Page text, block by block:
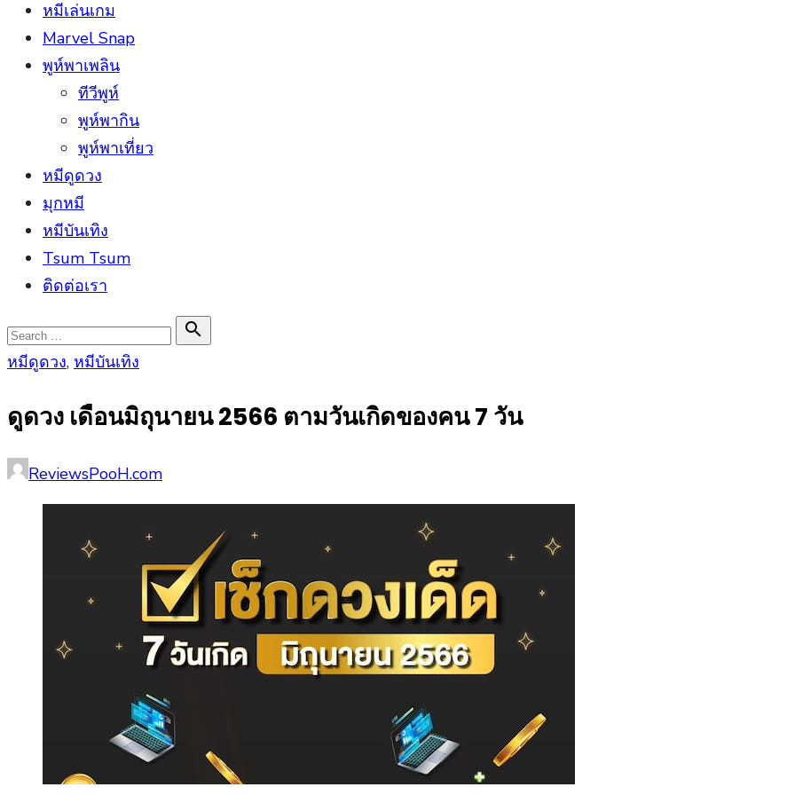
หมีเล่นเกม
Marvel Snap
พูห์พาเพลิน
ทีวีพูห์
พูห์พากิน
พูห์พาเที่ยว
หมีดูดวง
มุกหมี
หมีบันเทิง
Tsum Tsum
ติดต่อเรา
Search
for:

Search
หมีดูดวง, หมีบันเทิง
ดูดวง เดือนมิถุนายน 2566 ตามวันเกิดของคน 7 วัน
Posted
Author
ReviewsPooH.com